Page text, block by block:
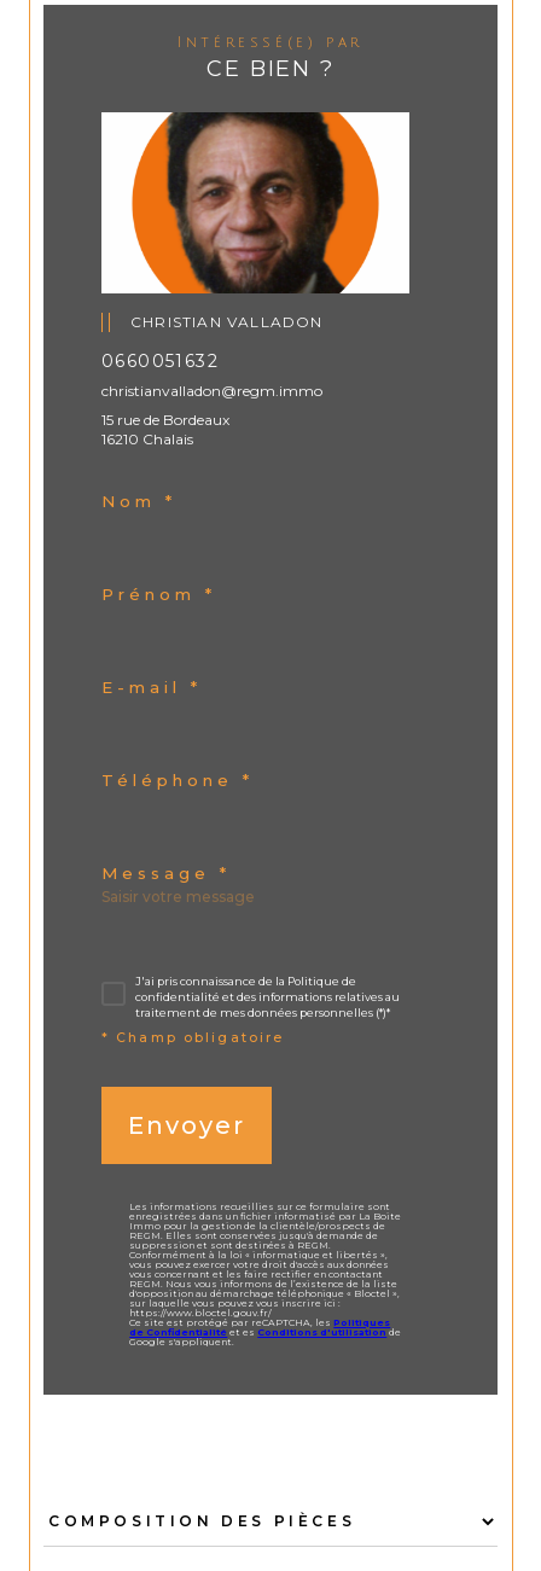
Intéressé(e) par
CE BIEN ?
CHRISTIAN VALLADON
0660051632
christianvalladon@regm.immo
15 rue de Bordeaux
16210 Chalais
Nom *
Prénom *
E-mail *
Téléphone *
Message *
J'ai pris connaissance de la Politique de
confidentialité et des informations relatives au
traitement de mes données personnelles (*)*
* Champ obligatoire
Envoyer
Les informations recueillies sur ce formulaire sont
enregistrées dans un fichier informatisé par La Boite
Immo pour la gestion de la clientèle/prospects de
REGM. Elles sont conservées jusqu'à demande de
suppression et sont destinées à REGM.
Conformément à la loi « informatique et libertés »,
vous pouvez exercer votre droit d'accès aux données
vous concernant et les faire rectifier en contactant
REGM. Nous vous informons de l’existence de la liste
d'opposition au démarchage téléphonique « Bloctel »,
sur laquelle vous pouvez vous inscrire ici :
https://www.bloctel.gouv.fr/
Ce site est protégé par reCAPTCHA, lesPolitiques
de Confidentialité et es Conditions d'utilisationde
Google s'appliquent.